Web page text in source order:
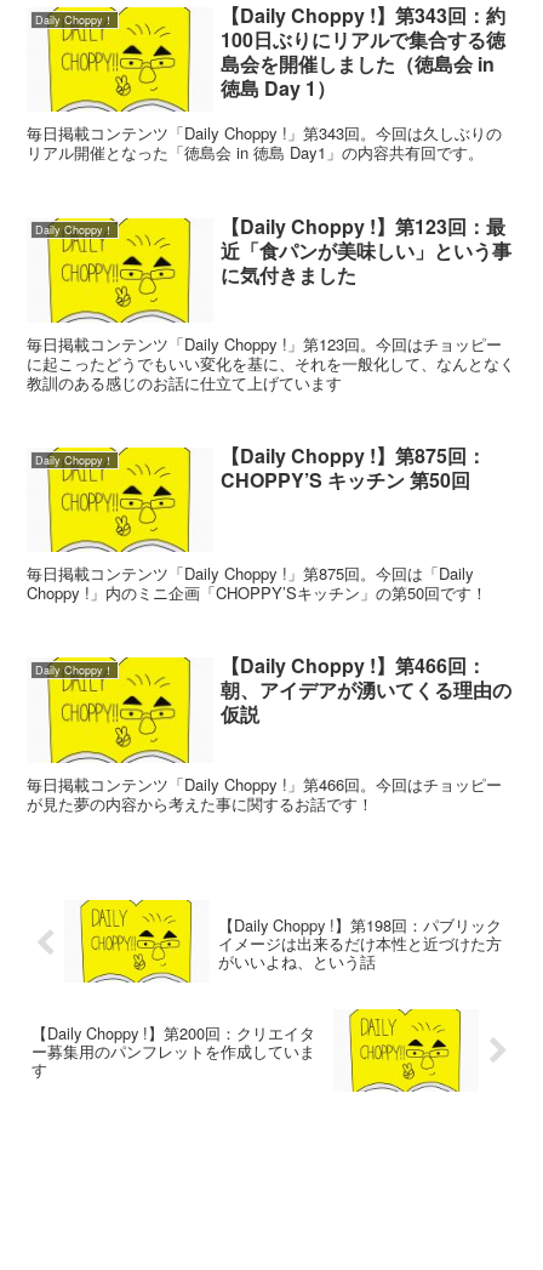
Daily Choppy！
【Daily Choppy !】第343回：約
100日ぶりにリアルで集合する徳
島会を開催しました（徳島会 in
徳島 Day 1）
毎日掲載コンテンツ「Daily Choppy !」第343回。今回は久しぶりの
リアル開催となった「徳島会 in 徳島 Day1」の内容共有回です。
Daily Choppy！
【Daily Choppy !】第123回：最
近「食パンが美味しい」という事
に気付きました
毎日掲載コンテンツ「Daily Choppy !」第123回。今回はチョッピー
に起こったどうでもいい変化を基に、それを一般化して、なんとなく
教訓のある感じのお話に仕立て上げています
Daily Choppy！
【Daily Choppy !】第875回：
CHOPPY’S キッチン 第50回
毎日掲載コンテンツ「Daily Choppy !」第875回。今回は「Daily
Choppy !」内のミニ企画「CHOPPY’Sキッチン」の第50回です！
Daily Choppy！
【Daily Choppy !】第466回：
朝、アイデアが湧いてくる理由の
仮説
毎日掲載コンテンツ「Daily Choppy !」第466回。今回はチョッピー
が見た夢の内容から考えた事に関するお話です！
【Daily Choppy !】第198回：パブリック
イメージは出来るだけ本性と近づけた方
がいいよね、という話
【Daily Choppy !】第200回：クリエイタ
ー募集用のパンフレットを作成していま
す